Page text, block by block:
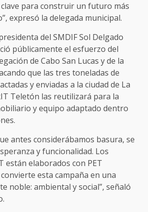
para construir un futuro más
expresó la delegada municipal.
del SMDIF Sol Delgado
públicamente el esfuerzo del
de Cabo San Lucas y de la
que las tres toneladas de
y enviadas a la ciudad de La
Teletón las reutilizará para la
y equipo adaptado dentro
antes considerábamos basura, se
y funcionalidad. Los
están elaborados con PET
esta campaña en una
noble: ambiental y social”, señaló